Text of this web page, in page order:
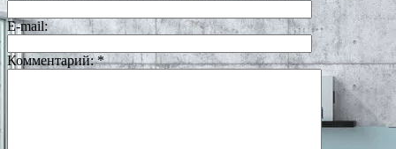
E-mail:
Комментарий:*